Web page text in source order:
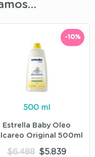
-10%
500 ml
Estrella Baby Oleo
Original 500ml
$6.488 $5.839